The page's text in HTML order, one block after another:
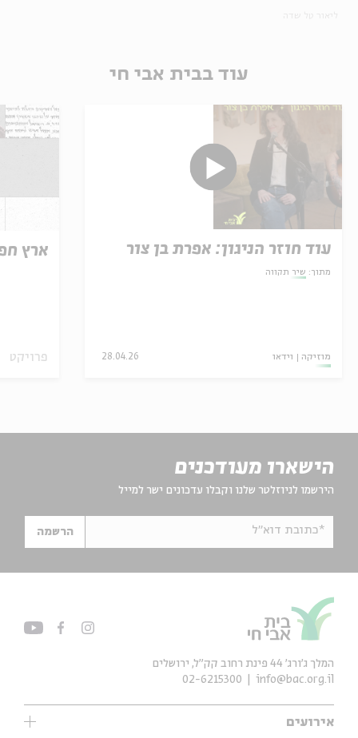
עוד בבית אבי חי
עוד חוזר הניגון: אפרת בן צור
מתוך: שיר תקווה
מוזיקה וידאו 28.04.26
ארץ
פרויקט
הישארו מעודכנים
הירשמו לניוזלטר שלנו וקבלו עדכונים ישר למייל
*כתובת דוא"ל הרשמה
אירועים
המלך ג'ורג' 44 פינת רחוב קק״ל, ירושלים
info@bac.org.il
02-6215300